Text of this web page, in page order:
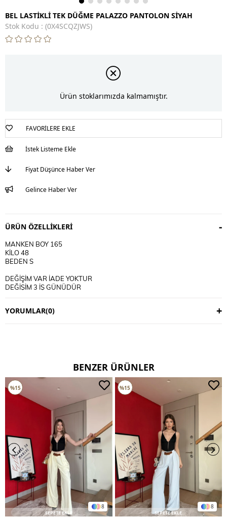
BEL LASTİKLİ TEK DÜĞME PALAZZO PANTOLON SİYAH
Stok Kodu
(0X4SCQZJWS)
Ürün stoklarımızda kalmamıştır.
FAVORILERE EKLE
İstek Listeme Ekle
Fiyat Düşünce Haber Ver
Gelince Haber Ver
ÜRÜN ÖZELLIKLERI
MANKEN BOY 165
KİLO 48
BEDEN S
DEĞİŞİM VAR İADE YOKTUR
DEĞİŞİM 3 İŞ GÜNÜDÜR
YORUMLAR(0)
BENZER ÜRÜNLER
8
SEPETE EKLE
%15
8
SEPETE EKLE
%15